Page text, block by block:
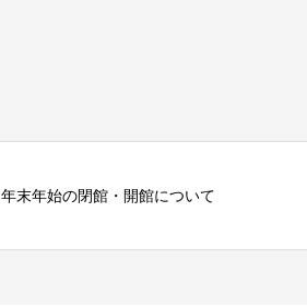
年末年始の閉館・開館について